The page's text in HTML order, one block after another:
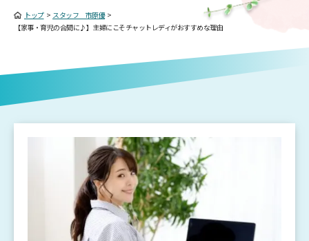
トップ> スタッフ 市原優>
【家事・育児の合間に♪】主婦にこそチャットレディがおすすめな理由